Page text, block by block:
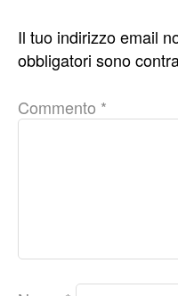
Il tuo indirizzo email
obbligatori sono
Commento *